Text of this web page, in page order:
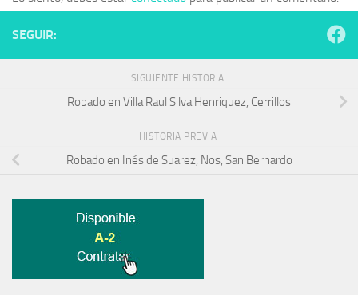
SEGUIR:
SIGUIENTE HISTORIA
Robado en Villa Raul Silva Henriquez, Cerrillos
HISTORIA PREVIA
Robado en Inés de Suarez, Nos, San Bernardo